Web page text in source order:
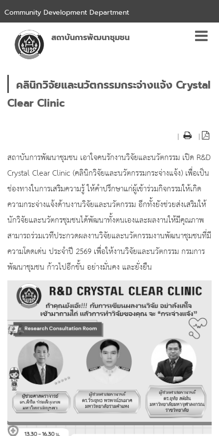
Community Development Department
สถาบันการพัฒนาชุมชน
คลินิกวิจัยและนวัตกรรมกระจ่างแจ้ง Crystal
Clear Clinic
| |
สถาบันการพัฒนาชุมชน เอาใจคนรักงานวิจัยและนวัตกรรม เปิด R&D
Crystal Clear Clinic (คลินิกวิจัยและนวัตกรรมกระจ่างแจ้ง) เพื่อเป็น
ช่องทางในการเสริมความรู้ ให้คำปรึกษาแก่ผู้เข้าร่วมกิจกรรมให้เกิด
ความกระจ่างแจ้งด้านงานวิจัยและนวัตกรรม อีกทั้งยังช่วยส่งเสริมให้
นักวิจัยและนวัตกรชุมชนได้พัฒนาทั้งตนเองและผลงานให้มีคุณภาพ
สามารถร่วมเวทีประกวดผลงานวิจัยและนวัตกรรมงานพัฒนาชุมชนที่มี
ความโดดเด่น ประจำปี 2569 เพื่อให้งานวิจัยและนวัตกรรม กรมการ
พัฒนาชุมชน ก้าวไปอีกขั้น อย่างมั่นคง และยั่งยืน